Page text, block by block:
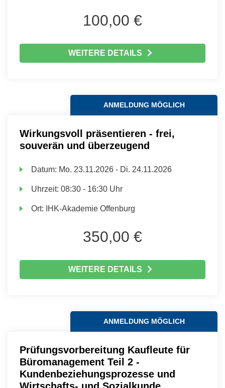
100,00 €
WEITERE DETAILS
ANMELDUNG MÖGLICH
Wirkungsvoll präsentieren - frei,
souverän und überzeugend
Datum: Mo. 23.11.2026 - Di. 24.11.2026
Uhrzeit:08:30 - 16:30 Uhr
Ort: IHK-Akademie Offenburg
350,00 €
WEITERE DETAILS
ANMELDUNG MÖGLICH
Prüfungsvorbereitung Kaufleute für
Büromanagement Teil 2 -
Kundenbeziehungsprozesse und